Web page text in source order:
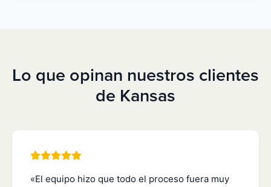
Lo que opinan nuestros clientes
de Kansas
«El equipo hizo que todo el proceso fuera muy